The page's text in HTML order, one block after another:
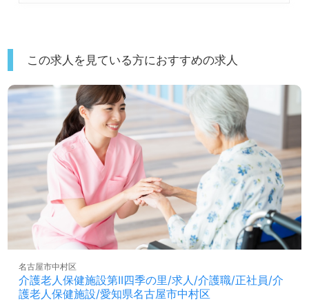
この求人を見ている方におすすめの求人
介護老人保健施設第II四季の里/求人/介護職/正社員/介
護老人保健施設/愛知県名古屋市中村区
名古屋市中村区